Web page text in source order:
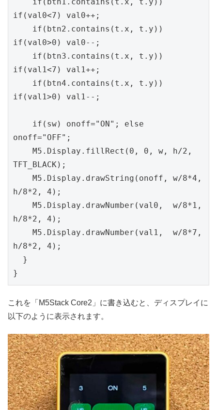
if(val0<7) val0++;
if(val0>0) val0--;
if(val1<7) val1++;
if(val1>0) val1--;
onoff="OFF";
TFT_BLACK);
h/8*2, 4);
h/8*2, 4);
h/8*2, 4);
}
これを「M5Stack Core2」に書き込むと、ディスプレイに
以下のように表示されます。